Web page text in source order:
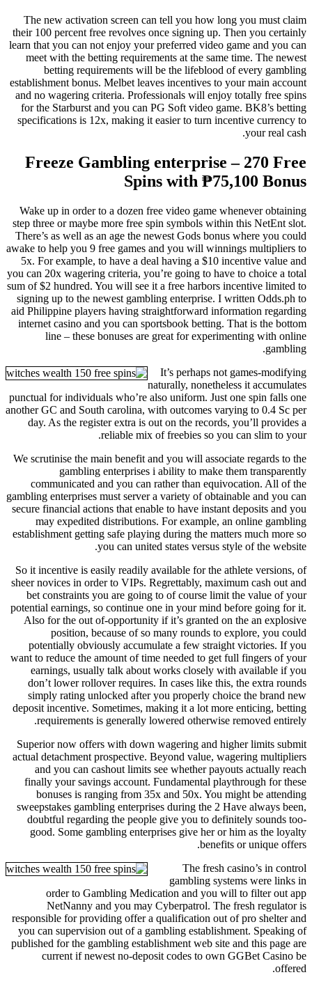
The new activation screen can tell you how long you must claim
their 100 percent free revolves once signing up. Then you certainly
learn that you can not enjoy your preferred video game and you can
meet with the betting requirements at the same time. The newest
betting requirements will be the lifeblood of every gambling
establishment bonus. Melbet leaves incentives to your main account
and no wagering criteria. Professionals will enjoy totally free spins
for the Starburst and you can PG Soft video game. BK8’s betting
specifications is 12x, making it easier to turn incentive currency to
your real cash.
Freeze Gambling enterprise – 270 Free
Spins with ₱75,100 Bonus
Wake up in order to a dozen free video game whenever obtaining
step three or maybe more free spin symbols within this NetEnt slot.
There’s as well as an age the newest Gods bonus where you could
awake to help you 9 free games and you will winnings multipliers to
5x. For example, to have a deal having a $10 incentive value and
you can 20x wagering criteria, you’re going to have to choice a total
sum of $2 hundred. You will see it a free harbors incentive limited to
signing up to the newest gambling enterprise. I written Odds.ph to
aid Philippine players having straightforward information regarding
internet casino and you can sportsbook betting. That is the bottom
line – these bonuses are great for experimenting with online
gambling.
It’s perhaps not games-modifying
naturally, nonetheless it accumulates
punctual for individuals who’re also uniform. Just one spin falls one
another GC and South carolina, with outcomes varying to 0.4 Sc per
day. As the register extra is out on the records, you’ll provides a
reliable mix of freebies so you can slim to your.
We scrutinise the main benefit and you will associate regards to the
gambling enterprises i ability to make them transparently
communicated and you can rather than equivocation. All of the
gambling enterprises must server a variety of obtainable and you can
secure financial actions that enable to have instant deposits and you
may expedited distributions. For example, an online gambling
establishment getting safe playing during the matters much more so
you can united states versus style of the website.
So it incentive is easily readily available for the athlete versions, of
sheer novices in order to VIPs. Regrettably, maximum cash out and
bet constraints you are going to of course limit the value of your
potential earnings, so continue one in your mind before going for it.
Also for the out of-opportunity if it’s granted on the an explosive
position, because of so many rounds to explore, you could
potentially obviously accumulate a few straight victories. If you
want to reduce the amount of time needed to get full fingers of your
earnings, usually talk about works closely with available if you
don’t lower rollover requires. In cases like this, the extra rounds
simply rating unlocked after you properly choice the brand new
deposit incentive. Sometimes, making it a lot more enticing, betting
requirements is generally lowered otherwise removed entirely.
Superior now offers with down wagering and higher limits submit
actual detachment prospective. Beyond value, wagering multipliers
and you can cashout limits see whether payouts actually reach
finally your savings account. Fundamental playthrough for these
bonuses is ranging from 35x and 50x. You might be attending
sweepstakes gambling enterprises during the 2 Have always been,
doubtful regarding the people give you to definitely sounds too-
good. Some gambling enterprises give her or him as the loyalty
benefits or unique offers.
The fresh casino’s in control
gambling systems were links in
order to Gambling Medication and you will to filter out app
NetNanny and you may Cyberpatrol. The fresh regulator is
responsible for providing offer a qualification out of pro shelter and
you can supervision out of a gambling establishment. Speaking of
published for the gambling establishment web site and this page are
current if newest no-deposit codes to own GGBet Casino be
offered.